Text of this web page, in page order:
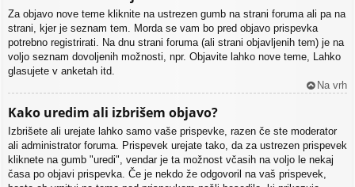
Za objavo nove teme kliknite na ustrezen gumb na strani foruma ali pa na
strani, kjer je seznam tem. Morda se vam bo pred objavo prispevka
potrebno registrirati. Na dnu strani foruma (ali strani objavljenih tem) je na
voljo seznam dovoljenih možnosti, npr. Objavite lahko nove teme, Lahko
glasujete v anketah itd.
Na vrh
Kako uredim ali izbrišem objavo?
Izbrišete ali urejate lahko samo vaše prispevke, razen če ste moderator
ali administrator foruma. Prispevek urejate tako, da za ustrezen prispevek
kliknete na gumb "uredi", vendar je ta možnost včasih na voljo le nekaj
časa po objavi prispevka. Če je nekdo že odgovoril na vaš prispevek,